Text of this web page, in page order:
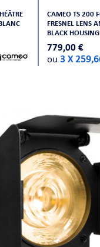
CAMEO TS 200
FRESNEL LENS
BLACK HOUSING
779,00 €
ou3 X